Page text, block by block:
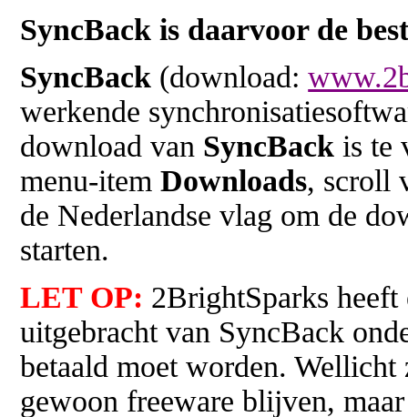
SyncBack is daarvoor de
SyncBack (download:
werkende
download van SyncBack is te
menu-itemDownloads, scroll
de Nederlandse vlag om de
starten.
LET OP: 2BrightSparks
uitgebracht van SyncBack
betaald moet worden.
gewoon freeware blijven,